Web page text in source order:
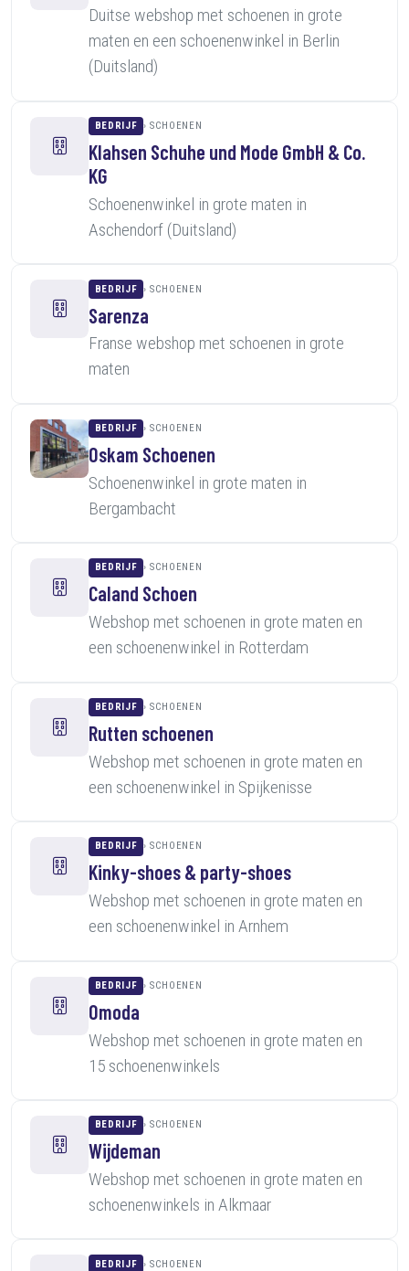
Duitse webshop met schoenen in grote
maten en een schoenenwinkel in Berlin
(Duitsland)
BEDRIJF SCHOENEN
Klahsen Schuhe und Mode GmbH & Co.
KG
Schoenenwinkel in grote maten in
Aschendorf (Duitsland)
BEDRIJF SCHOENEN
Sarenza
Franse webshop met schoenen in grote
maten
BEDRIJF SCHOENEN
Oskam Schoenen
Schoenenwinkel in grote maten in
Bergambacht
BEDRIJF SCHOENEN
Caland Schoen
Webshop met schoenen in grote maten en
een schoenenwinkel in Rotterdam
BEDRIJF SCHOENEN
Rutten schoenen
Webshop met schoenen in grote maten en
een schoenenwinkel in Spijkenisse
BEDRIJF SCHOENEN
Kinky-shoes & party-shoes
Webshop met schoenen in grote maten en
een schoenenwinkel in Arnhem
BEDRIJF SCHOENEN
Omoda
Webshop met schoenen in grote maten en
15 schoenenwinkels
BEDRIJF SCHOENEN
Wijdeman
Webshop met schoenen in grote maten en
schoenenwinkels in Alkmaar
BEDRIJF SCHOENEN